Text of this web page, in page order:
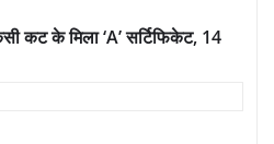
कट के मिला ‘A’ सर्टिफिकेट, 14